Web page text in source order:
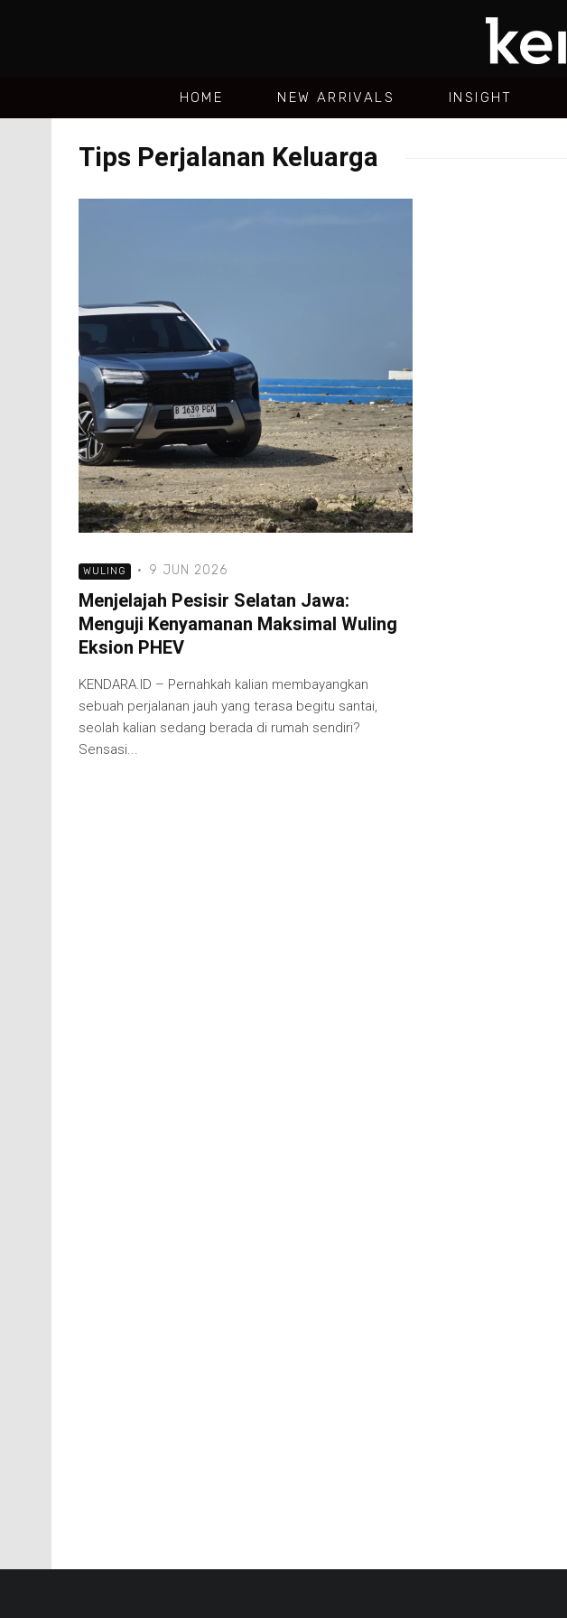
HOME NEW ARRIVALS INSIGHT
Tips Perjalanan Keluarga
WULING · 9 JUN 2026
Menjelajah Pesisir Selatan Jawa:
Menguji Kenyamanan Maksimal Wuling
Eksion PHEV
KENDARA.ID – Pernahkah kalian membayangkan
sebuah perjalanan jauh yang terasa begitu santai,
seolah kalian sedang berada di rumah sendiri?
Sensasi...